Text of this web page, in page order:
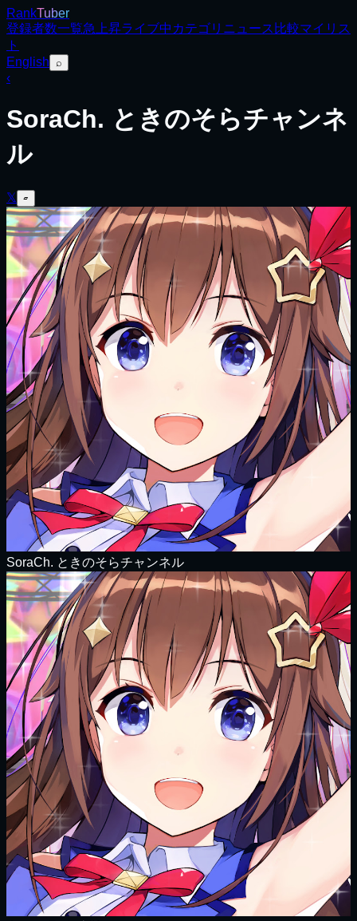
RankTuber
登録者数一覧急上昇ライブ中 カテゴリ ニュース 比較マイリス
ト
English
⌕
‹
SoraCh. ときのそらチャンネ
ル
𝕏 ▱
SoraCh. ときのそらチャンネル